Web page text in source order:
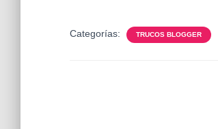
Categorías: TRUCOS BLOGGER